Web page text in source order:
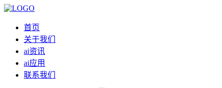
首页
关于我们
ai资讯
ai应用
联系我们